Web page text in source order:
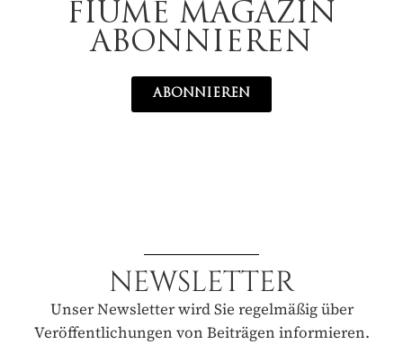
FIUME MAGAZIN
ABONNIEREN
ABONNIEREN
NEWSLETTER
Unser Newsletter wird Sie regelmäßig über
Veröffentlichungen von Beiträgen informieren.